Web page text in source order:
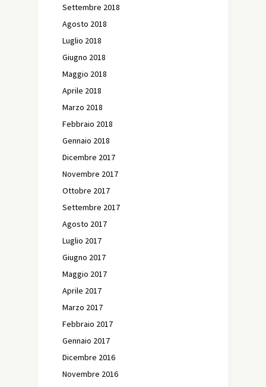
Settembre 2018
Agosto 2018
Luglio 2018
Giugno 2018
Maggio 2018
Aprile 2018
Marzo 2018
Febbraio 2018
Gennaio 2018
Dicembre 2017
Novembre 2017
Ottobre 2017
Settembre 2017
Agosto 2017
Luglio 2017
Giugno 2017
Maggio 2017
Aprile 2017
Marzo 2017
Febbraio 2017
Gennaio 2017
Dicembre 2016
Novembre 2016